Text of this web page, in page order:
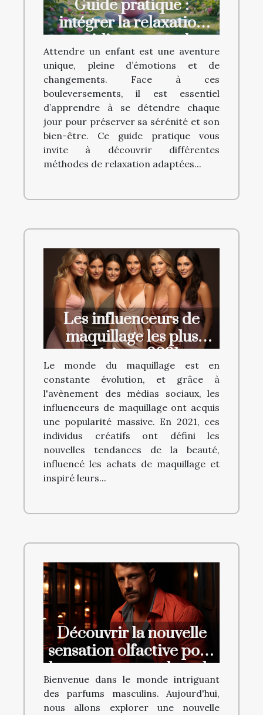
Guide pratique :
intégrer la relaxation
quotidienne pour les
futures mamans
Attendre un enfant est une aventure
unique, pleine d’émotions et de
changements. Face à ces
bouleversements, il est essentiel
d’apprendre à se détendre chaque
jour pour préserver sa sérénité et son
bien-être. Ce guide pratique vous
invite à découvrir différentes
méthodes de relaxation adaptées...
Les influenceurs de
maquillage les plus
suivis en 2021
Le monde du maquillage est en
constante évolution, et grâce à
l'avènement des médias sociaux, les
influenceurs de maquillage ont acquis
une popularité massive. En 2021, ces
individus créatifs ont défini les
nouvelles tendances de la beauté,
influencé les achats de maquillage et
inspiré leurs...
Découvrir la nouvelle
sensation olfactive pour
homme : une analyse de
l'Eau de parfum Bright
Bienvenue dans le monde intriguant
des parfums masculins. Aujourd'hui,
nous allons explorer une nouvelle